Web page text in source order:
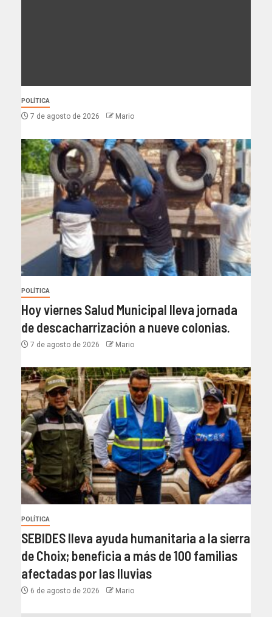
POLÍTICA
7 de agosto de 2026 Mario
POLÍTICA
Hoy viernes Salud Municipal lleva jornada
de descacharrización a nueve colonias.
7 de agosto de 2026 Mario
POLÍTICA
SEBIDES lleva ayuda humanitaria a la sierra
de Choix; beneficia a más de 100 familias
afectadas por las lluvias
6 de agosto de 2026 Mario